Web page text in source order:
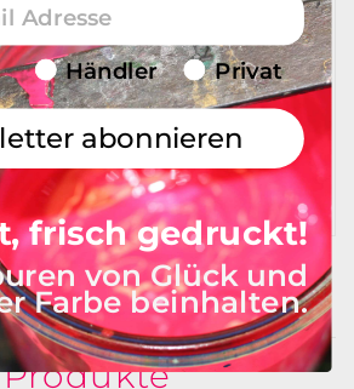
bei Ihnen
Endverbraucher/Haendler
Händler Privat
abonnieren
frisch gedruckt!
von Glück und
Farbe beinhalten.